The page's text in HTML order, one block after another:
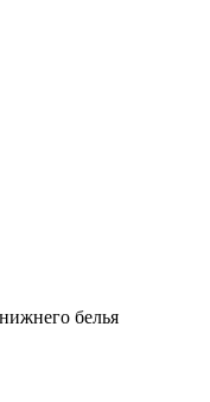
белья